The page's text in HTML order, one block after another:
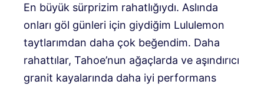
En büyük sürprizim rahatlığıydı. Aslında
onları göl günleri için giydiğim Lululemon
taytlarımdan daha çok beğendim. Daha
rahattılar, Tahoe’nun ağaçlarda ve aşındırıcı
granit kayalarında daha iyi performans